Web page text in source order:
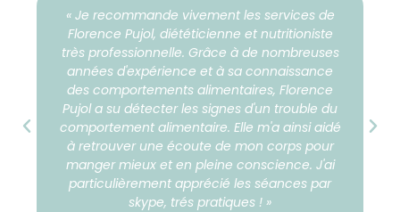
« Je recommande vivement les services de
Florence Pujol, diététicienne et nutritioniste
très professionnelle. Grâce à de nombreuses
années d'expérience et à sa connaissance
des comportements alimentaires, Florence
Pujol a su détecter les signes d'un trouble du
comportement alimentaire. Elle m'a ainsi aidé
à retrouver une écoute de mon corps pour
manger mieux et en pleine conscience. J'ai
particulièrement apprécié les séances par
skype, trés pratiques ! »